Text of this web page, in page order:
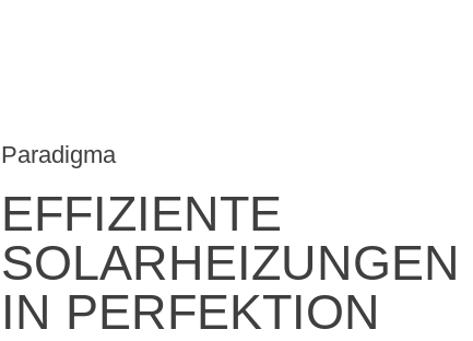
Paradigma
EFFIZIENTE
SOLARHEIZUNGEN
IN PERFEKTION